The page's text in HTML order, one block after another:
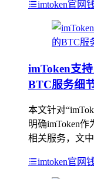
imtoken官网
imToken支
BTC服务细
本文针对
明确imToken
相关服务，文
imtoken官网